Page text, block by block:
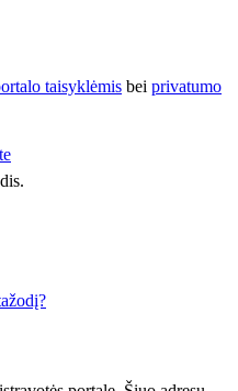
taisyklėmis bei privatumo